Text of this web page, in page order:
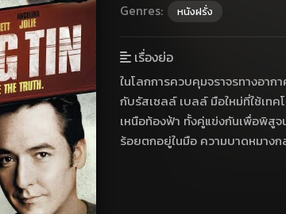
Genres: หนังฝรั่ง
เรื่องย่อ
ในโลกการควบคุมจราจรทางอ
กับรัสเซลล์ เบลล์ มือใหม่ที่ใช้เทค
เหนือท้องฟ้า ทั้งคู่แข่งกันเพื่อพิสูจ
ร้อยตกอยู่ในมือ ความบาดหมาง